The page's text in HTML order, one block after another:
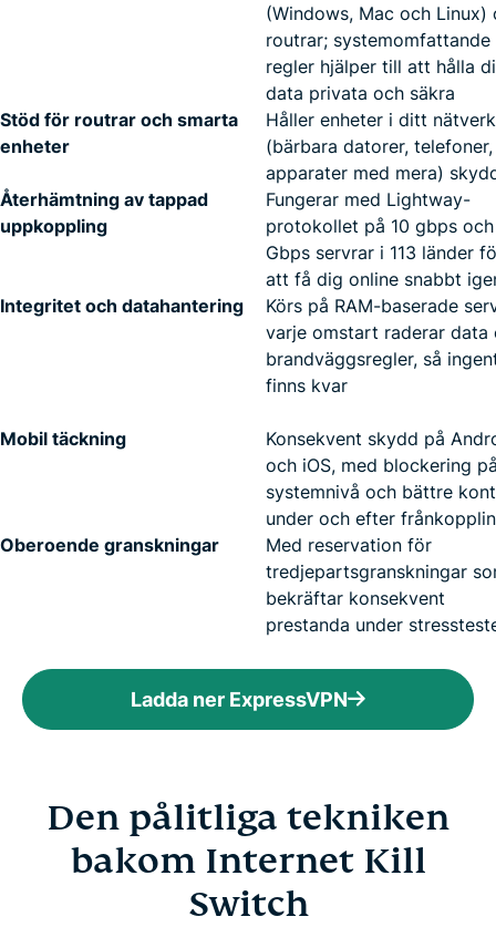
(Windows, Mac och Linux)
routrar; systemomfattande
regler hjälper till att hålla
data privata och säkra
Stöd för routrar och smarta
enheter
Håller enheter i ditt nätverk
(bärbara datorer,
apparater med mera)
Återhämtning av tappad
uppkoppling
Fungerar med Lightway-
protokollet på 10 gbps
Gbps servrar i 113 länder
att få dig online snabbt
Integritet och datahantering
Körs på RAM-baserade
varje omstart raderar data
brandväggsregler, så
finns kvar
Mobil täckning
Konsekvent skydd på
och iOS, med blockering
systemnivå och bättre
under och efter
Oberoende granskningar
Med reservation för
tredjepartsgranskningar
bekräftar konsekvent
prestanda under
Ladda ner ExpressVPN
Den pålitliga tekniken
bakom Internet Kill
Switch